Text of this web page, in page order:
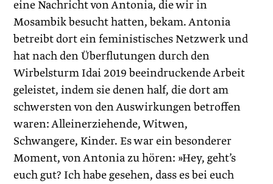
eine Nachricht von Antonia, die wir in
Mosambik besucht hatten, bekam. Antonia
betreibt dort ein feministisches Netzwerk und
hat nach den Überflutungen durch den
Wirbelsturm Idai 2019 beeindruckende Arbeit
geleistet, indem sie denen half, die dort am
schwersten von den Auswirkungen betroffen
waren: Alleinerziehende, Witwen,
Schwangere, Kinder. Es war ein besonderer
Moment, von Antonia zu hören: »Hey, geht’s
euch gut? Ich habe gesehen, dass es bei euch